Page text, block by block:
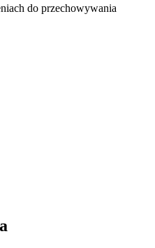
do przechowywania